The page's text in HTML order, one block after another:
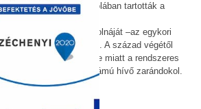
kezdetben az iskolában tartották a
a major kápolnáját –az egykori
önálló plébániát rendelt. A század végétől
számának a csökkenése miatt a rendszeres
napi búcsújára nagy számú hívő zarándokol.